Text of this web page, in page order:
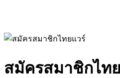
สมัครสมาชิกไท